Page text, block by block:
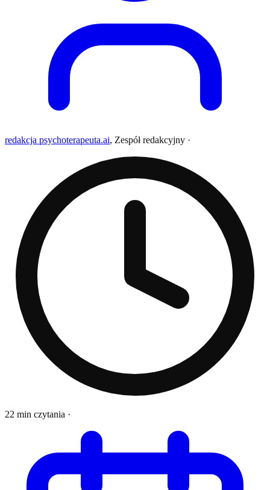
redakcja psychoterapeuta.ai, Zespół redakcyjny ·
22 min czytania ·